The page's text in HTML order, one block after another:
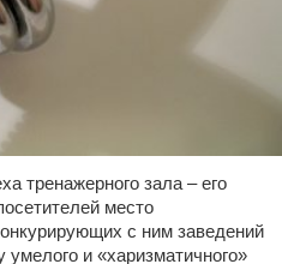
тренажерного зала – его
место
с ним заведений
умелого и «харизматичного»